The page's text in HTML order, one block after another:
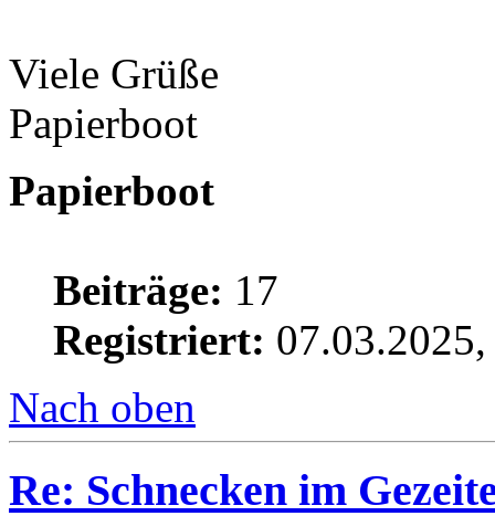
Viele Grüße
Papierboot
Papierboot
Beiträge: 17
Registriert:
Nach oben
Re: Schnecken im